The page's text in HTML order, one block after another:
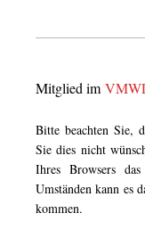
Mitglied im
Bitte beachten Sie,
Sie dies nicht
Ihres Browsers
Umständen kann es
kommen.